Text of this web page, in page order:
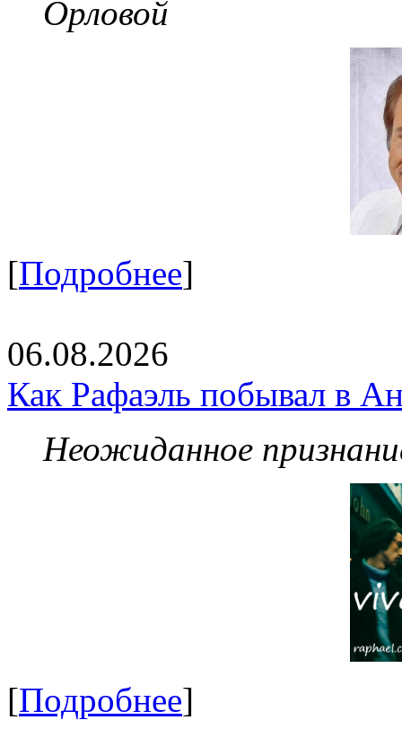
Орловой
[Подробнее]
06.08.2026
Как Рафаэль побывал в
Неожиданное
[Подробнее]